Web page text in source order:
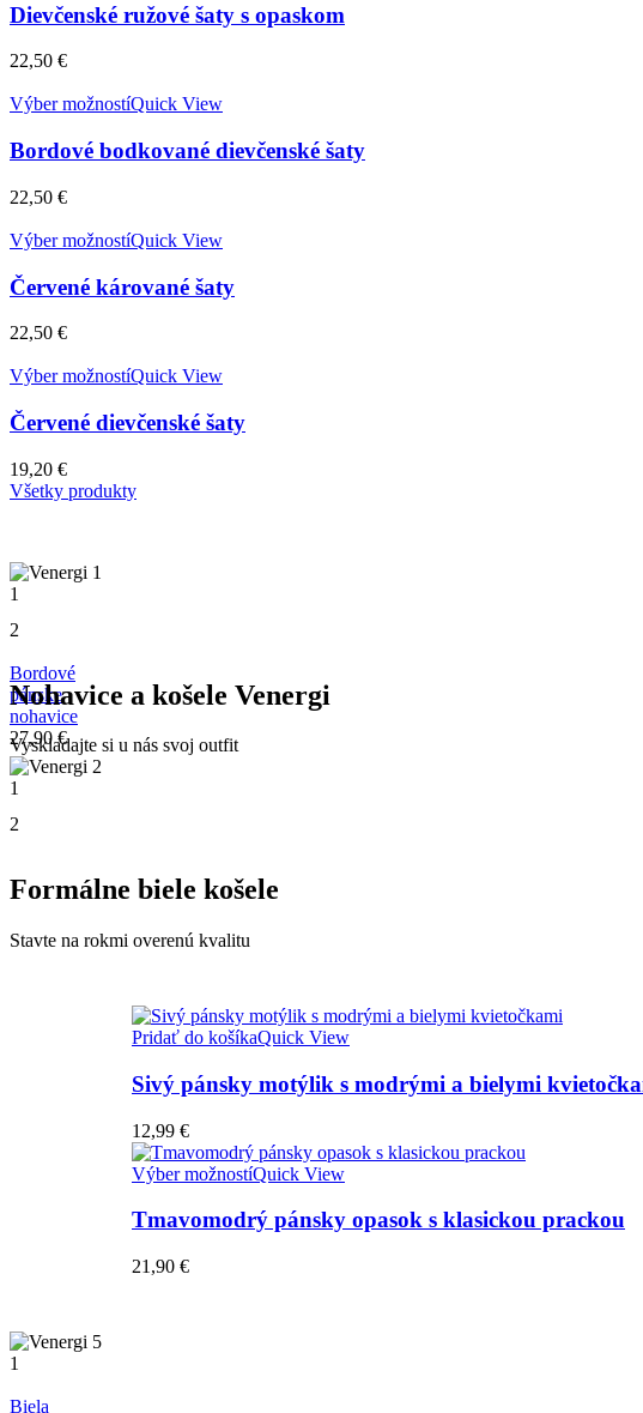
Dievčenské ružové šaty s opaskom
22,50 €
Výber možnostíQuick View
Bordové bodkované dievčenské šaty
22,50 €
Výber možnostíQuick View
Červené kárované šaty
22,50 €
Výber možnostíQuick View
Červené dievčenské šaty
19,20 €
Všetky produkty
1
2
Bordové
pánske
nohavice
27,90€
Nohavice a košele Venergi
Vyskladajte si u nás svoj outfit
1
2
Formálne biele košele
Stavte na rokmi overenú kvalitu
Pridať do košíkaQuick View
Sivý pánsky motýlik s modrými a bielymi
12,99 €
Výber možnostíQuick View
Tmavomodrý pánsky opasok s klasickou prackou
21,90 €
1
Biela